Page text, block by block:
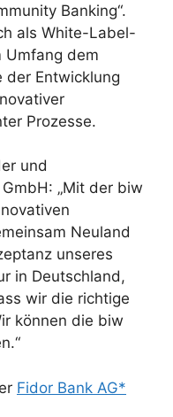
Banking“.
als White-Label-
Umfang dem
der Entwicklung
Prozesse.
und
„Mit der biw
Neuland
unseres
in Deutschland,
wir die richtige
können die biw
Fidor Bank AG*